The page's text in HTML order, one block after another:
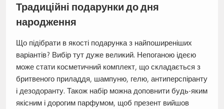
Традиційні подарунки до дня
народження
Що підібрати в якості подарунка з найпоширеніших
варіантів? Вибір тут дуже великий. Непоганою ідеєю
може стати косметичний комплект, що складається з
бритвеного приладдя, шампуню, гелю, антиперспіранту
і дезодоранту. Також набір можна доповнити будь-яким
якісним і дорогим парфумом, щоб презент вийшов